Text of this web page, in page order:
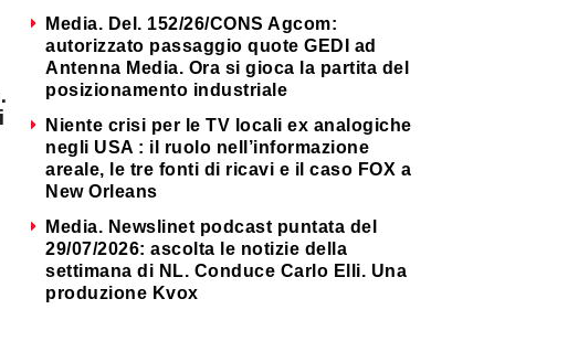
Media. Del. 152/26/CONS Agcom:
autorizzato passaggio quote GEDI ad
Antenna Media. Ora si gioca la partita del
posizionamento industriale
Niente crisi per le TV locali ex analogiche
negli USA : il ruolo nell’informazione
areale, le tre fonti di ricavi e il caso FOX a
New Orleans
Media. Newslinet podcast puntata del
29/07/2026: ascolta le notizie della
settimana di NL. Conduce Carlo Elli. Una
produzione Kvox